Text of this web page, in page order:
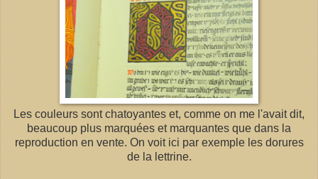
Les couleurs sont chatoyantes et, comme on me l'avait dit,
beaucoup plus marquées et marquantes que dans la
reproduction en vente. On voit ici par exemple les dorures
de la lettrine.